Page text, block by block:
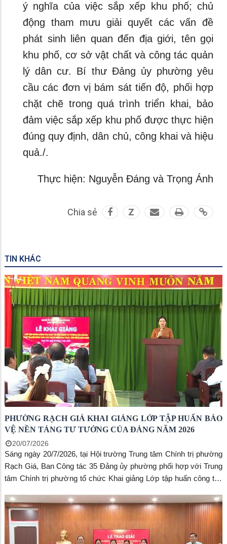
ý nghĩa của việc sắp xếp khu phố; chủ
động tham mưu giải quyết các vấn đề
phát sinh liên quan đến địa giới, tên gọi
khu phố, cơ sở vật chất và công tác quản
lý dân cư. Bí thư Đảng ủy phường yêu
cầu các đơn vị bám sát tiến độ, phối hợp
chặt chẽ trong quá trình triển khai, bảo
đảm việc sắp xếp khu phố được thực hiện
đúng quy định, dân chủ, công khai và hiệu
quả./.
Thực hiện: Nguyễn Đáng và Trọng Ánh
Chia sẻ Z
TIN KHÁC
PHƯỜNG RẠCH GIÁ KHAI GIẢNG LỚP TẬP HUẤN BẢO
VỆ NỀN TẢNG TƯ TƯỞNG CỦA ĐẢNG NĂM 2026
20/07/2026
Sáng ngày 20/7/2026, tại Hội trường Trung tâm Chính trị phường
Rạch Giá, Ban Công tác 35 Đảng ủy phường phối hợp với Trung
tâm Chính trị phường tổ chức Khai giảng Lớp tập huấn công tác
điểm sai trái, thù địch năm 2026. Dự lễ khai giảng có đồng chí
Nguyễn Thị Hoàn Xuân - Phó Bí thư Thường trực Đảng ủy, Chủ
tịch HĐND phường, Trưởng Ban Công tác 35 Đảng ủy phường;
đồng chí Lê Ngọc Mai - Đảng ủy viên, Phó Trưởng Ban Xây dựng